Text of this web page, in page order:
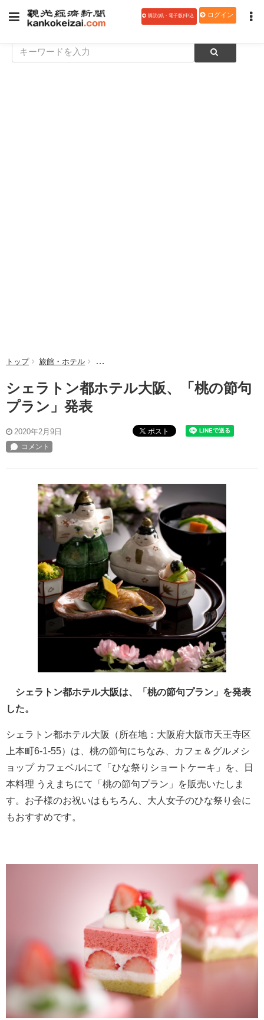
購読(紙・電子版)申込 ログイン
トップ 旅館・ホテル シェラトン都ホテル大阪、「桃の節句プラン」
シェラトン都ホテル大阪、「桃の節句
プラン」発表
2020年2月9日 ポスト
シェラトン都ホテル大阪は、「桃の節句プラン」を発表
した。
シェラトン都ホテル大阪（所在地：大阪府大阪市天王寺区
上本町6-1-55）は、桃の節句にちなみ、カフェ＆グルメシ
ョップ カフェベルにて「ひな祭りショートケーキ」を、日
本料理 うえまちにて「桃の節句プラン」を販売いたしま
す。お子様のお祝いはもちろん、大人女子のひな祭り会に
もおすすめです。